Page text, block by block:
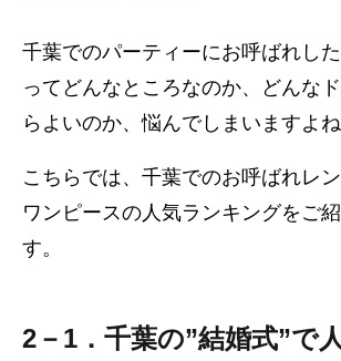
千葉でのパーティーにお呼ばれし
ってどんなところなのか、どんな
らよいのか、悩んでしまいますよね
こちらでは、千葉でのお呼ばれレ
ワンピースの人気ランキングをご
す。
2－1．千葉の”結婚式”で